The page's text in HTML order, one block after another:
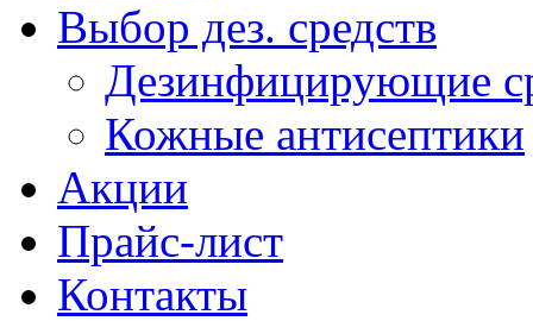
Выбор дез. средств
Дезинфицирующие
Кожные антисептики
Акции
Прайс-лист
Контакты